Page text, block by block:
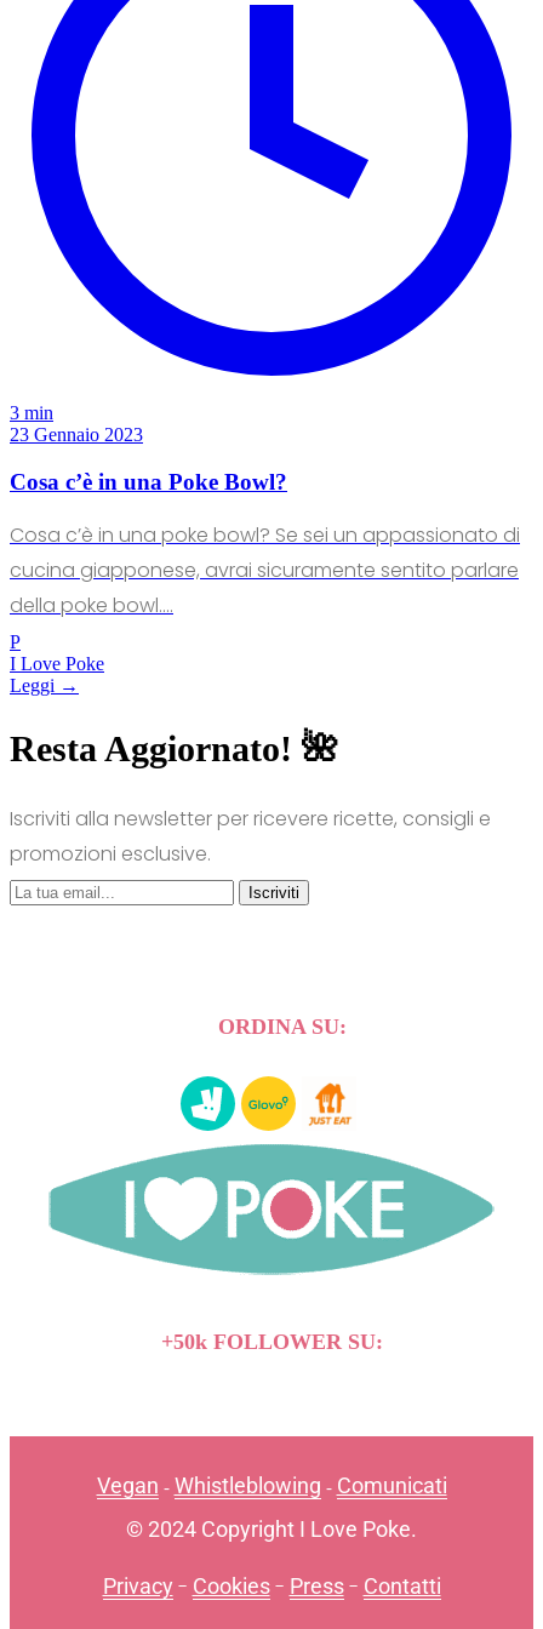
3 min
23 Gennaio 2023
Cosa c’è in una Poke Bowl?
Cosa c’è in una poke bowl? Se sei un appassionato di
cucina giapponese, avrai sicuramente sentito parlare
della poke bowl....
P
I Love Poke
Leggi →
Resta Aggiornato! 🌺
Iscriviti alla newsletter per ricevere ricette, consigli e
promozioni esclusive.
Iscriviti
ORDINA SU:
+50k FOLLOWER SU:
Vegan - Whistleblowing - Comunicati
© 2024 Copyright I Love Poke.
Privacy - Cookies- Press- Contatti